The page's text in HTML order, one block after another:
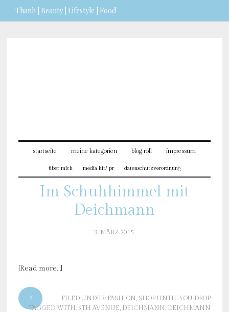
Thanh | Beauty | Lifestyle | Food
startseite meine kategorien blog roll impressum
über mich media kit/ pr datenschutzverordnung
Im Schuhhimmel mit
Deichmann
3. MÄRZ 2015
[Read more…]
2 FILED UNDER: FASHION, SHOP UNTIL YOU DROP
TAGGED WITH: 5TH AVENUE, DEICHMANN, DEICHMANN